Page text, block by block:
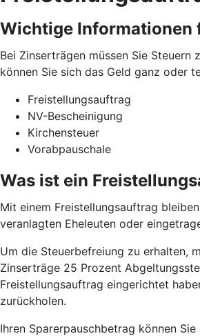
Wichtige Informationen
Bei Zinserträgen müssen Sie
können Sie sich das Geld ganz oder
Freistellungsauftrag
NV-Bescheinigung
Kirchensteuer
Vorabpauschale
Was ist ein
Mit einem Freistellungsauftrag
veranlagten Eheleuten oder
Um die Steuerbefreiung zu erhalten,
Zinserträge 25 Prozent
Freistellungsauftrag eingerichtet
zurückholen.
Ihren Sparerpauschbetrag können